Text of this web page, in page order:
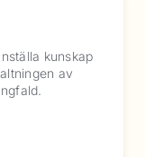
kunskap
av